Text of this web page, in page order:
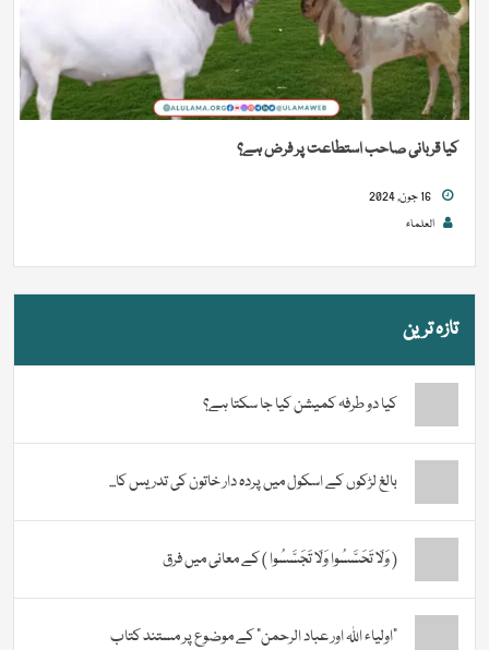
کیا قربانی صاحب استطاعت پر فرض ہے؟
العلماء
تازہ ترین
کیا دو طرفہ کمیشن کیا جا سکتا ہے؟
بالغ لڑکوں کے اسکول میں پردہ دار خاتون کی تدریس کا...
( وَلَا تَحَسَّسُوا وَلَا تَجَسَّسُوا ) کے معانی میں فرق
“اولیاء اللہ اور عباد الرحمن” کے موضوع پر مستند کتاب